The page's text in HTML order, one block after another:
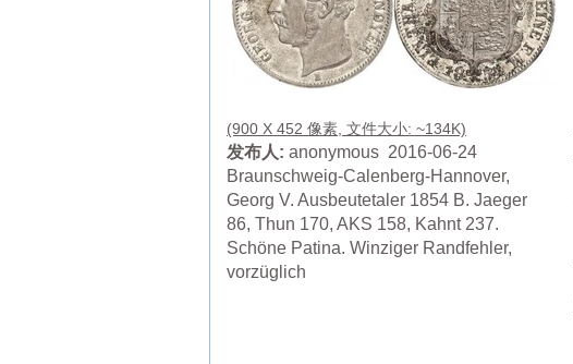
(900 X 452 像素, 文件大小: ~134K)
发布人: anonymous 2016-06-24
Braunschweig-Calenberg-Hannover,
Georg V. Ausbeutetaler 1854 B. Jaeger
86, Thun 170, AKS 158, Kahnt 237.
Schöne Patina. Winziger Randfehler,
vorzüglich